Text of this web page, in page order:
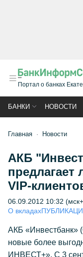
Портал о банках
БАНКИ НОВОСТИ
Главная Новости
АКБ
предлагает
VIP-
06.09.2012 10:32
О вкладах
АКБ «Инвестбанк»
новые более
ИНВЕСТ+». С 3